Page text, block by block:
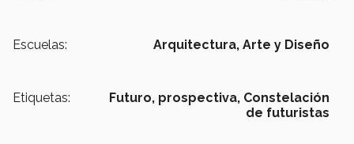
Escuelas: Arquitectura, Arte y Diseño
Etiquetas: Futuro, prospectiva, Constelación
de futuristas